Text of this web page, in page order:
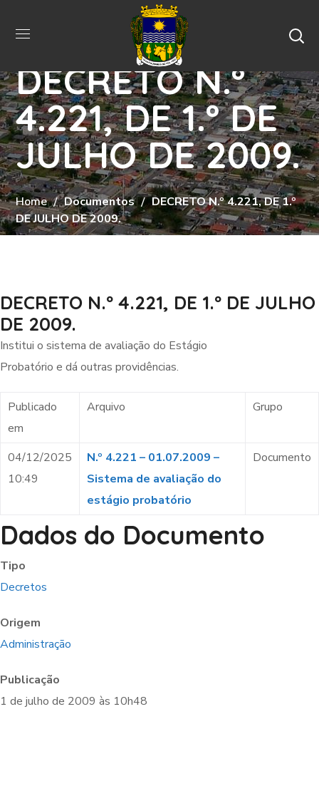
DECRETO N.º
4.221, DE 1.º DE
JULHO DE 2009.
Home Documentos
DECRETO N.º 4.221, DE 1.º
DE JULHO DE 2009.
DECRETO N.º 4.221, DE 1.º DE JULHO
DE 2009.
Institui o sistema de avaliação do Estágio
Probatório e dá outras providências.
Publicado
em
Arquivo Grupo
04/12/2025
10:49
N.º 4.221 – 01.07.2009 –
Sistema de avaliação do
estágio probatório
Documento
Dados do Documento
Tipo
Decretos
Origem
Administração
Publicação
1 de julho de 2009 às 10h48